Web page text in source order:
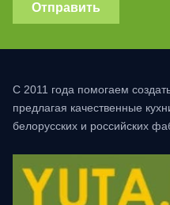
Отправить
С 2011 года помогаем
предлагая качественные
белорусских и российских